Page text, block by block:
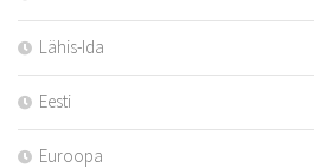
Lähis-Ida
Eesti
Euroopa